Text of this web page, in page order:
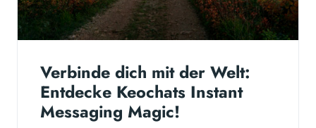
Verbinde dich mit der Welt:
Entdecke Keochats Instant
Messaging Magic!